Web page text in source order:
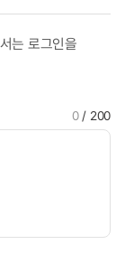
는 로그인을
0/ 200